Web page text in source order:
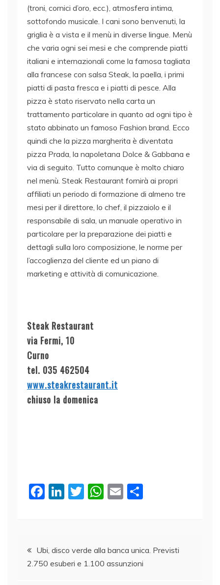
(troni, cornici d’oro, ecc.), atmosfera intima,
sottofondo musicale. I cani sono benvenuti, la
griglia è a vista e il menù in diverse lingue. Menù
che varia ogni sei mesi e che comprende piatti
italiani e internazionali come la famosa tagliata
alla francese con salsa Steak, la paella, i primi
piatti di pasta fresca e i piatti di pesce. Alla
pizza è stato riservato nella carta un
trattamento particolare in quanto ad ogni tipo è
stato abbinato un famoso Fashion brand. Ecco
quindi che la pizza margherita è diventata
pizza Prada, la napoletana Dolce & Gabbana e
via di seguito. Tutto comunque è molto chiaro
nel menù. Steak Restaurant fornirà ai propri
affiliati un periodo di formazione di almeno tre
mesi per il direttore, lo chef, il pizzaiolo e il
responsabile di sala, un manuale operativo in
particolare per la preparazione dei piatti e
dettagli sulla loro composizione, le norme per
l’accoglienza del cliente ed un piano di
marketing e attività di comunicazione.
Steak Restaurant
via Fermi, 10
Curno
tel. 035 462504
www.steakrestaurant.it
chiuso la domenica
F
b
o
Li
dI
n
T
W
A
p
E
vi
Navigazione
articoli
Ubi, disco verde alla banca unica. Previsti
2.750 esuberi e 1.100 assunzioni